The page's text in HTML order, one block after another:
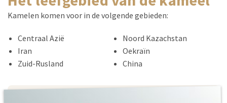
Kamelen komen voor in de volgende gebieden:
Centraal Azië
Iran
Zuid-Rusland
Noord Kazachstan
Oekraïn
China